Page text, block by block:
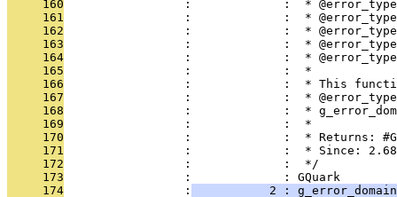
     160
:             :  *
     161
:             :  *
     162
:             :  *
     163
:             :  *
     164
:             :  *
     165
                 :             :  *
     166
:             :  * This
     167
:             :  *
     168
:             :  *
     169
                 :             :  *
     170
:             :  * Returns:
     171
                 :             :  * Since: 2.68
     172
                 :             :  */
     173
                 :             : GQuark
     174
                 :
2 :